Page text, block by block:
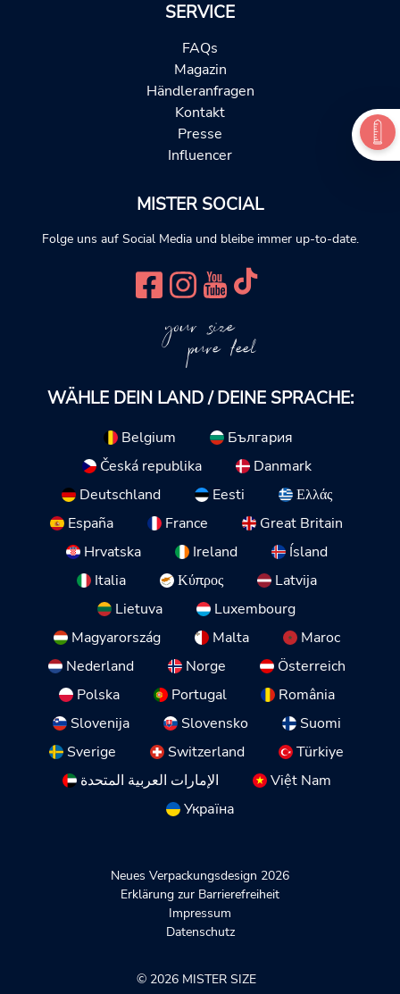
SERVICE
FAQs
Magazin
Händleranfragen
Kontakt
Presse
Influencer
MISTER SOCIAL
Folge uns auf Social Media und bleibe immer up-to-date.
your size
pure feel
WÄHLE DEIN LAND / DEINE SPRACHE:
Belgium
България
Česká republika
Danmark
Deutschland
Eesti
Ελλάς
España
France
Great Britain
Hrvatska
Ireland
Ísland
Italia
Κύπρος
Latvija
Lietuva
Luxembourg
Magyarország
Malta
Maroc
Nederland
Norge
Österreich
Polska
Portugal
România
Slovenija
Slovensko
Suomi
Sverige
Switzerland
Türkiye
الإمارات العربية المتحدة
Việt Nam
Україна
Neues Verpackungsdesign 2026
Erklärung zur Barrierefreiheit
Impressum
Datenschutz
© 2026 MISTER SIZE